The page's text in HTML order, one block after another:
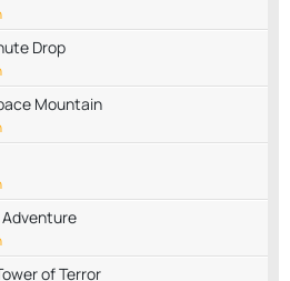
Drop
Mountain
Adventure
of Terror